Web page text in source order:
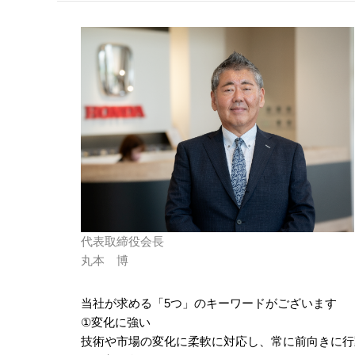
代表取締役会長
丸本 博
当社が求める「5つ」のキーワードがございます
①変化に強い
技術や市場の変化に柔軟に対応し、常に前向きに